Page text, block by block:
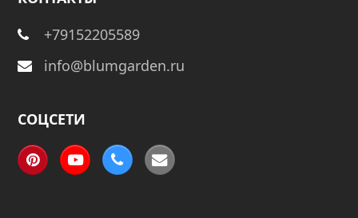
+79152205589
info@blumgarden.ru
СОЦСЕТИ
PinterestYouTubePhoneEmail